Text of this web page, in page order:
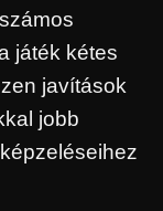
játék kétes
javítások
jobb